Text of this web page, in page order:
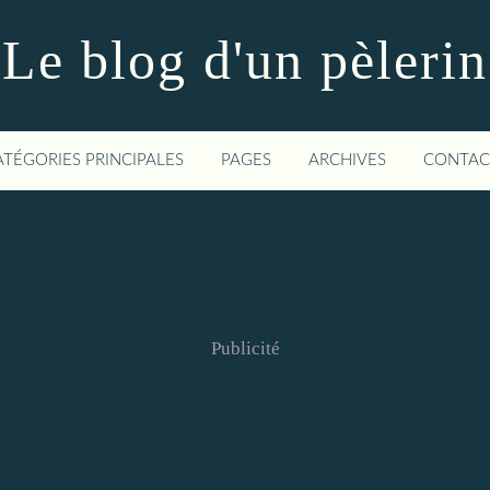
Le blog d'un pèlerin
PRINCIPALES PAGES ARCHIVES
Publicité